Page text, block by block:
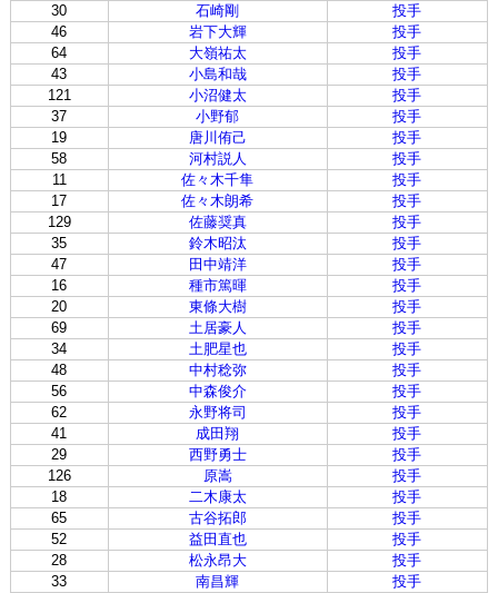
30
石崎剛
投手
46
岩下大輝
投手
64
大嶺祐太
投手
43
小島和哉
投手
121
小沼健太
投手
37
小野郁
投手
19
唐川侑己
投手
58
河村説人
投手
11
佐々木千隼
投手
17
佐々木朗希
投手
129
佐藤奨真
投手
35
鈴木昭汰
投手
47
田中靖洋
投手
16
種市篤暉
投手
20
東條大樹
投手
69
土居豪人
投手
34
土肥星也
投手
48
中村稔弥
投手
56
中森俊介
投手
62
永野将司
投手
41
成田翔
投手
29
西野勇士
投手
126
原嵩
投手
18
二木康太
投手
65
古谷拓郎
投手
52
益田直也
投手
28
松永昂大
投手
33
南昌輝
投手